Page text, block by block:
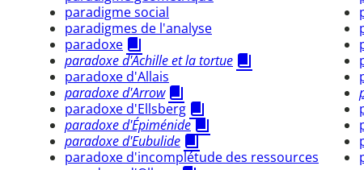
paradigme social
paradigmes de l'analyse
paradoxe
paradoxe d'Achille et la tortue
paradoxe d'Allais
paradoxe d'Arrow
paradoxe d'Ellsberg
paradoxe d'Épiménide
paradoxe d'Eubulide
paradoxe d'incomplétude des ressources